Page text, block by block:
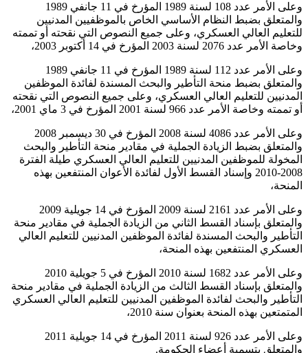
وعلى الأمر عدد 108 لسنة 1989 المؤرخ في 11 جانفي 1989
والمتعلق بضبط النظام الأساسي الخاص بالموظفيين المدنيين
للتعليم العالي العسكري، وعلى جميع النصوص التي نقحته أو تممته
وخاصة الأمر عدد 2076 لسنة 2003 المؤرخ في 14 أكتوبر 2003،
وعلى الأمر عدد 112 لسنة 1989 المؤرخ في 11 جانفي 1989
والمتعلق بضبط منحة التأطير والبحث المسندة لفائدة الموظفين
المدنيين للتعليم العالي العسكري، وعلى جميع النصوص التي نقحته
أو تممته وخاصة الأمر عدد 966 لسنة 2001 المؤرخ في 3 ماي 2001،
وعلى الأمر عدد 4086 لسنة 2008 المؤرخ في 30 ديسمبر 2008
والمتعلق بضبط الزيادة الجملية في مقادير منحة التأطير والبحث
المخولة للموظفين المدنيين للتعليم العالي العسكري طيلة الفترة
2008-2010 وإسناد القسط الأول لفائدة الأعوان المنتفعين بهذه
المنحة،
وعلى الأمر عدد 2161 لسنة 2009 المؤرخ في 14 جويلية 2009
والمتعلق بإسناد القسط الثاني من الزيادة الجملية في مقادير منحة
التأطير والبحث المسندة لفائدة الموظفين المدنيين للتعليم العالي
العسكري المنتفعين بهذه المنحة،
وعلى الأمر عدد 1682 لسنة 2010 المؤرخ في 5 جويلية 2010
والمتعلق بإسناد القسط الثالث من الزيادة الجملية في مقادير منحة
التأطير والبحث لفائدة الموظفين المدنيين للتعليم العالي العسكري
المتمتعين بهذه المنحة بعنوان سنة 2010،
وعلى الأمر عدد 926 لسنة 2011 المؤرخ في 14 جويلية 2011
والمتعلق بتسمية أعضاء الحكومة.